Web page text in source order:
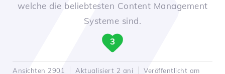
welche die beliebtesten Content Management
Systeme sind.
3
Ansichten 2901 Aktualisiert 2 ani
Veröffentlicht am